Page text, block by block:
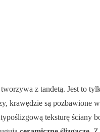
z tandetą. Jest to
krawędzie są pozbawione
teksturę ściany